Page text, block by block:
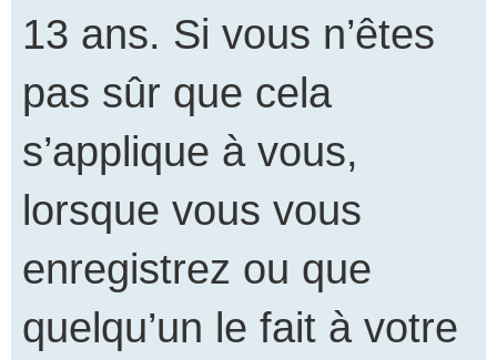
13 ans. Si vous n’êtes
pas sûr que cela
s’applique à vous,
lorsque vous vous
enregistrez ou que
quelqu’un le fait à votre